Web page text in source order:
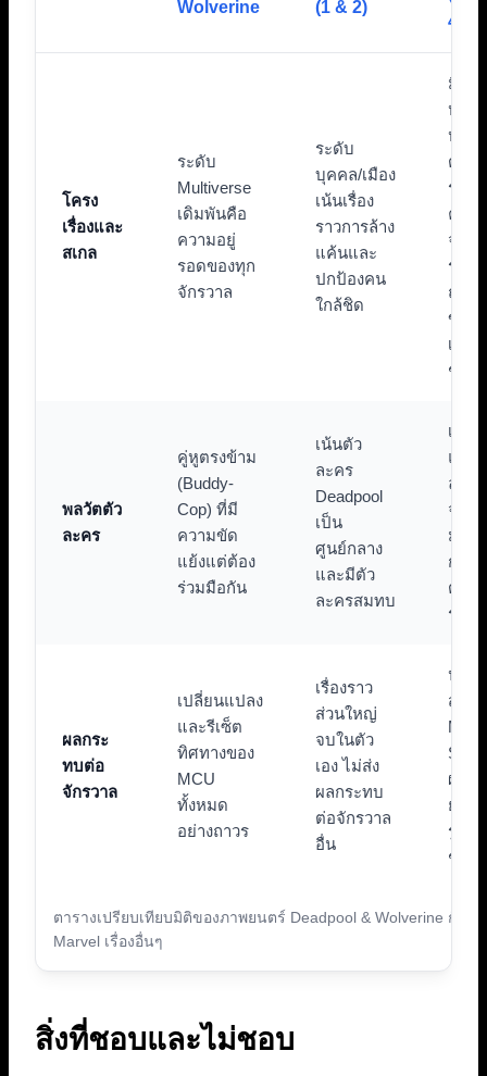
ตารางเปรียบเทียบมิติของภาพยนตร์ Deadpool & Wolverine กับภ
Marvel เรื่องอื่นๆ
Wolverine (1 & 2)
4-5)
โครง
เรื่องและ
สเกล
ระดับ
Multiverse
เดิมพันคือ
ความอยู่
รอดของทุก
จักรวาล
ระดับ
บุคคล/เมือง
เน้นเรื่อง
ราวการล้าง
แค้นและ
ปกป้องคน
ใกล้ชิด
มีคว
หลาก
หลาย
ตั้งแต่
ระดับ
คอส
จนถึง
ระดั
ถนน
ขาด
เชื่อ
ชัดเ
พลวัตตัว
ละคร
คู่หูตรงข้าม
(Buddy-
Cop) ที่มี
ความขัด
แย้งแต่ต้อง
ร่วมมือกัน
เน้นตัว
ละคร
Deadpool
เป็น
ศูนย์กลาง
และมีตัว
ละครสมทบ
เน้น
แนะ
ละค
จำน
มาก
การ
ต่อข
รุ่นเก่
ผลกระ
ทบต่อ
จักรวาล
เปลี่ยนแปลง
และรีเซ็ต
ทิศทางของ
MCU
ทั้งหมด
อย่างถาวร
เรื่องราว
ส่วนใหญ่
จบในตัว
เอง ไม่ส่ง
ผลกระทบ
ต่อจักรวาล
อื่น
ปูทาง
สำห
ผลก
ยังไ
รูปธ
ชัดเ
สิ่งที่ชอบและไม่ชอบ